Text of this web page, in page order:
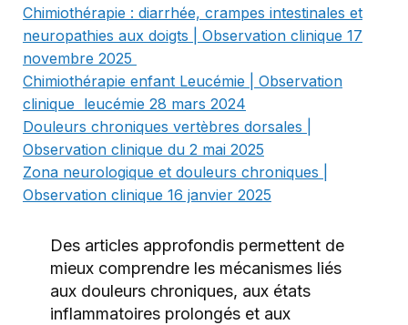
Chimiothérapie : diarrhée, crampes intestinales et
neuropathies aux doigts | Observation clinique 17
novembre 2025
Chimiothérapie enfant Leucémie | Observation
clinique leucémie 28 mars 2024
Douleurs chroniques vertèbres dorsales |
Observation clinique du 2 mai 2025
Zona neurologique et douleurs chroniques |
Observation clinique 16 janvier 2025
Des articles approfondis permettent de
mieux comprendre les mécanismes liés
aux douleurs chroniques, aux états
inflammatoires prolongés et aux